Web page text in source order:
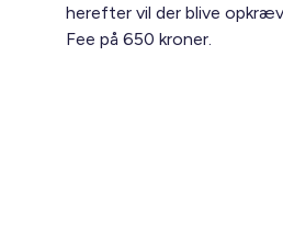
herefter vil der blive
Fee på 650 kroner.